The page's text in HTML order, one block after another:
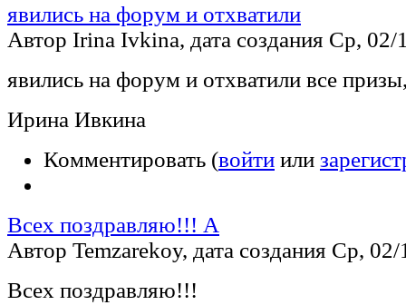
явились на форум и отхватили
Автор Irina Ivkina, дата создания Ср, 02/
явились на форум и отхватили все
Ирина Ивкина
Комментировать (войти или
Всех поздравляю!!! А
Автор Temzarekoy, дата создания Ср,
Всех поздравляю!!!